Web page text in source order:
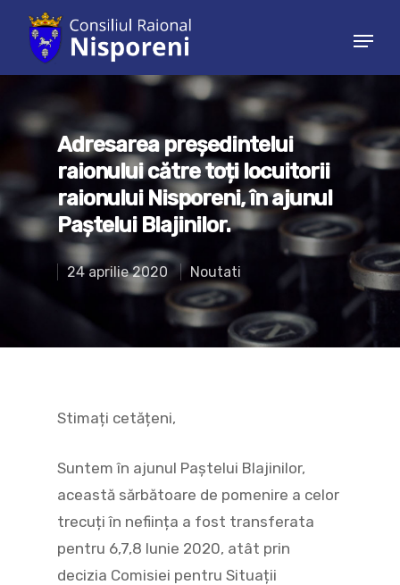
Hit enter to search or ESC to close
Adresarea președintelui
raionului către toți locuitorii
raionului Nisporeni, în ajunul
Paștelui Blajinilor.
24 aprilie 2020 Noutati
Stimați cetățeni,
Suntem în ajunul Paștelui Blajinilor,
această sărbătoare de pomenire a celor
trecuți în neființa a fost transferata
pentru 6,7,8 Iunie 2020, atât prin
decizia Comisiei pentru Situații